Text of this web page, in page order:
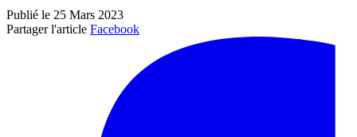
Publié le 25 Mars 2023
Partager l'article Facebook